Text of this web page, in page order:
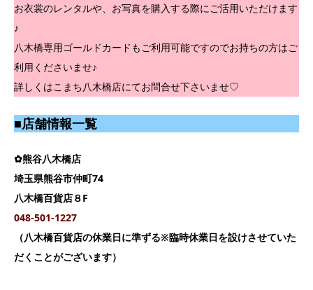
お衣裳のレンタルや、お写真を購入する際にご活用いただけます
♪
八木橋専用ゴールドカードもご利用可能ですのでお持ちの方はご
利用くださいませ♪
詳しくはこまち八木橋店にてお問合せ下さいませ♡
■店舗情報一覧
✿熊谷八木橋店
埼玉県熊谷市仲町74
八木橋百貨店８F
048-501-1227
（八木橋百貨店の休業日に準ずる※臨時休業日を設けさせていた
だくことがございます）